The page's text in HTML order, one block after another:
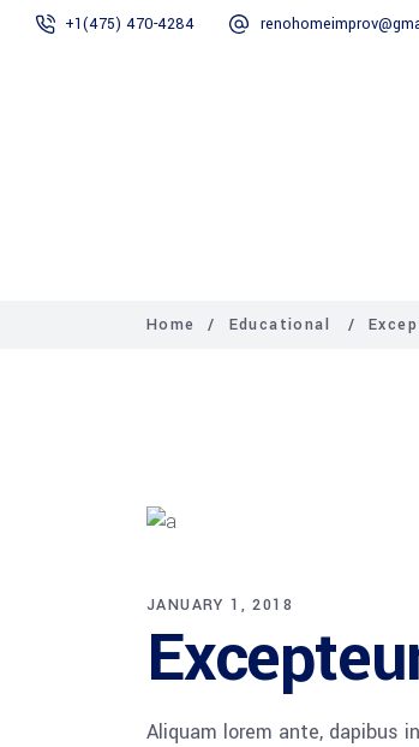
+1(475) 470-4284
Home / Educational /
JANUARY 1, 2018
Aliquam lorem ante, dapibus